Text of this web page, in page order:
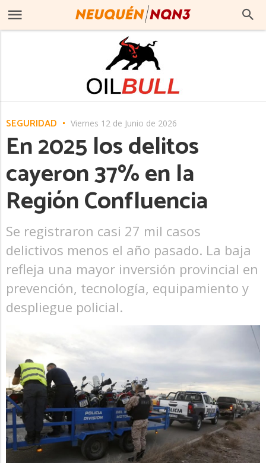
SEGURIDAD Viernes 12 de Junio de 2026
En 2025 los delitos
cayeron 37% en la
Región Confluencia
Se registraron casi 27 mil casos
delictivos menos el año pasado. La baja
refleja una mayor inversión provincial en
prevención, tecnología, equipamiento y
despliegue policial.